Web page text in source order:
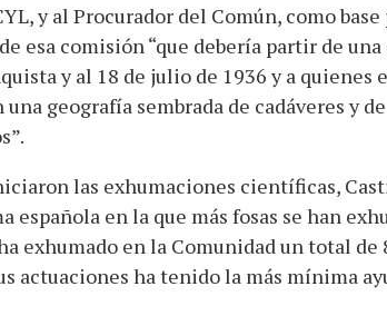
y al Procurador del Común, como
esa comisión “que debería partir de
y al 18 de julio de 1936 y a quienes
geografía sembrada de cadáveres y
las exhumaciones científicas,
en la que más fosas se han
exhumado en la Comunidad un total de
actuaciones ha tenido la más mínima